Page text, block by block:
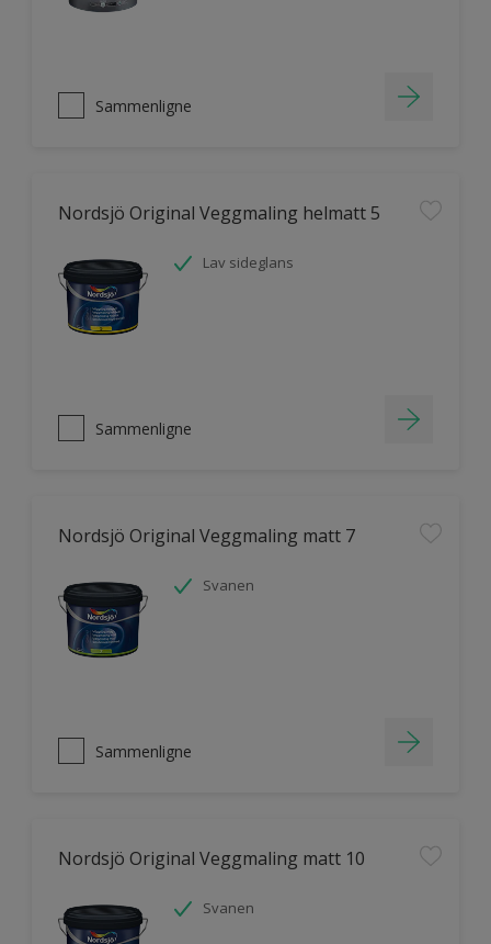
Sammenligne
Nordsjö Original Veggmaling helmatt 5
Lav sideglans
Sammenligne
Nordsjö Original Veggmaling matt 7
Svanen
Sammenligne
Nordsjö Original Veggmaling matt 10
Svanen